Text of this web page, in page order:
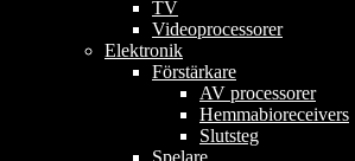
TV
Videoprocessorer
Elektronik
Förstärkare
AV processorer
Hemmabioreceivers
Slutsteg
Spelare